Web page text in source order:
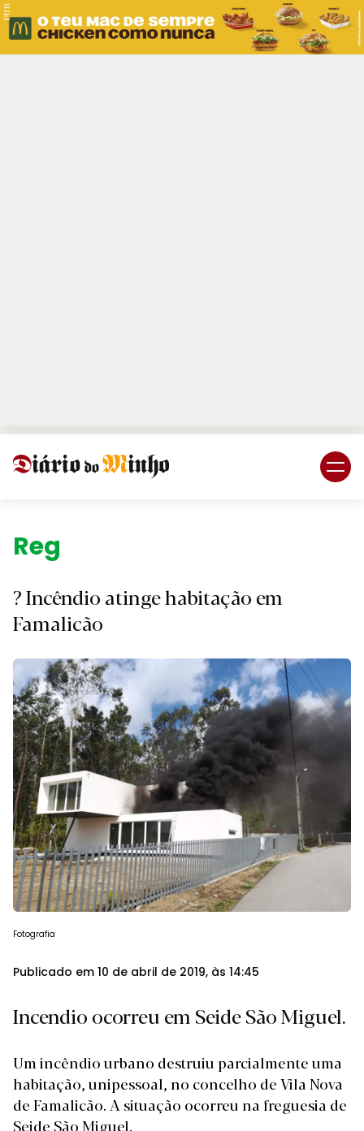
PUB.
Região.
? Incêndio atinge habitação em
Famalicão
Fotografia
Publicado em 10 de abril de 2019, às 14:45
Incendio ocorreu em Seide São Miguel.
Um incêndio urbano destruiu parcialmente uma
habitação, unipessoal, no concelho de Vila Nova
de Famalicão. A situação ocorreu na freguesia de
Seide São Miguel.